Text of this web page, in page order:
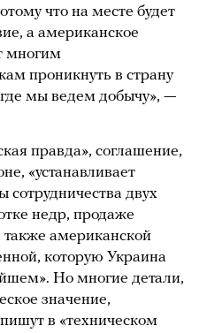
что на месте будет
а американское
многим
проникнуть в страну
мы ведем добычу», —
правда», соглашение,
«устанавливает
сотрудничества двух
недр, продаже
американской
которую Украина
Но многие детали,
значение,
в «техническом